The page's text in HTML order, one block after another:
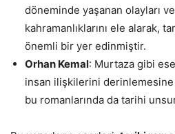
döneminde yaşanan olayları
kahramanlıklarını ele alarak,
önemli bir yer edinmiştir.
Orhan Kemal: Murtaza gibi
insan ilişkilerini
bu romanlarında da tarihi